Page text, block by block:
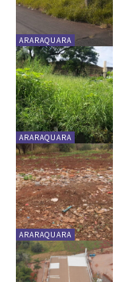
ARARAQUARA
ARARAQUARA
ARARAQUARA